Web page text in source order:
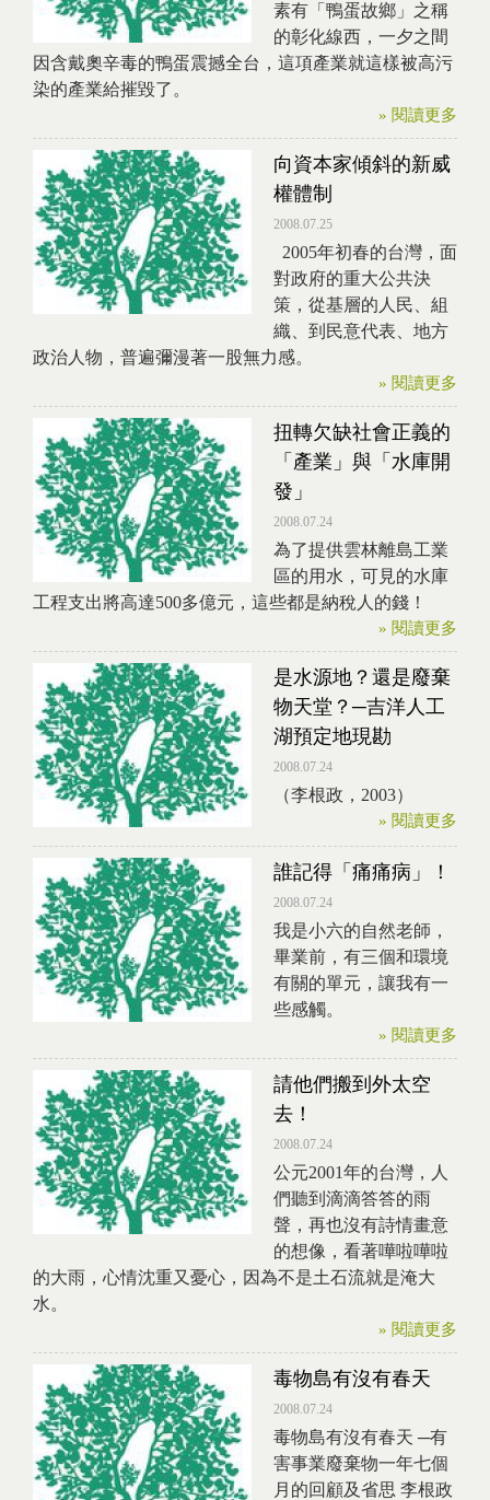
素有「鴨蛋故鄉」之稱
的彰化線西，一夕之間
因含戴奧辛毒的鴨蛋震撼全台，這項產業就這樣被高污
染的產業給摧毀了。
» 閱讀更多
向資本家傾斜的新威
權體制
2008.07.25
2005年初春的台灣，面
對政府的重大公共決
策，從基層的人民、組
織、到民意代表、地方
政治人物，普遍彌漫著一股無力感。
» 閱讀更多
扭轉欠缺社會正義的
「產業」與「水庫開
發」
2008.07.24
為了提供雲林離島工業
區的用水，可見的水庫
工程支出將高達500多億元，這些都是納稅人的錢！
» 閱讀更多
是水源地？還是廢棄
物天堂？─吉洋人工
湖預定地現勘
2008.07.24
（李根政，2003）
» 閱讀更多
誰記得「痛痛病」！
2008.07.24
我是小六的自然老師，
畢業前，有三個和環境
有關的單元，讓我有一
些感觸。
» 閱讀更多
請他們搬到外太空
去！
2008.07.24
公元2001年的台灣，人
們聽到滴滴答答的雨
聲，再也沒有詩情畫意
的想像，看著嘩啦嘩啦
的大雨，心情沈重又憂心，因為不是土石流就是淹大
水。
» 閱讀更多
毒物島有沒有春天
2008.07.24
毒物島有沒有春天 ─有
害事業廢棄物一年七個
月的回顧及省思 李根政